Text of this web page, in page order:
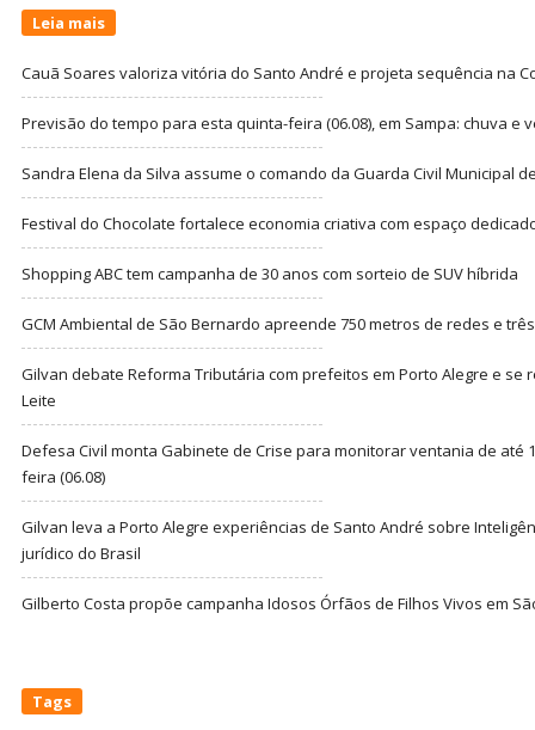
Leia mais
Cauã Soares valoriza vitória do Santo André e projeta sequência na
Previsão do tempo para esta quinta-feira (06.08), em Sampa: chuva e
Sandra Elena da Silva assume o comando da Guarda Civil Municipal
Festival do Chocolate fortalece economia criativa com espaço
Shopping ABC tem campanha de 30 anos com sorteio de SUV híbrida
GCM Ambiental de São Bernardo apreende 750 metros de redes e
Gilvan debate Reforma Tributária com prefeitos em Porto Alegre e se
Leite
Defesa Civil monta Gabinete de Crise para monitorar ventania de até
feira (06.08)
Gilvan leva a Porto Alegre experiências de Santo André sobre
jurídico do Brasil
Gilberto Costa propõe campanha Idosos Órfãos de Filhos Vivos em
Tags